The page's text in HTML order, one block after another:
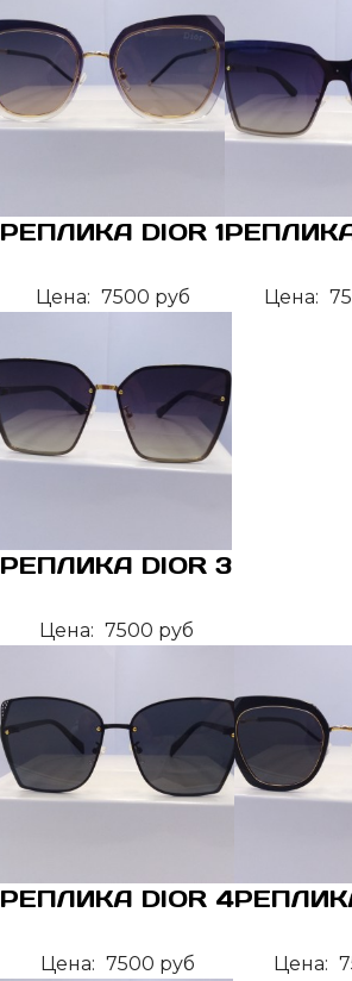
РЕПЛИКА DIOR 1
Цена: 7500 руб Цена:
РЕПЛИКА DIOR 3
Цена: 7500 руб
РЕПЛИКА DIOR 4
Цена: 7500 руб Цена: